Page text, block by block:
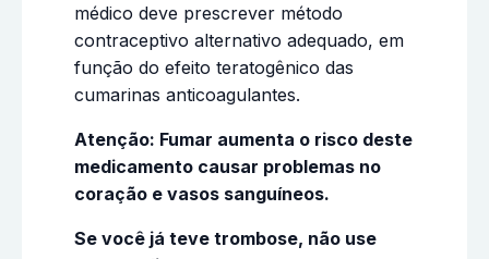
médico deve prescrever método
contraceptivo alternativo adequado, em
função do efeito teratogênico das
cumarinas anticoagulantes.
Atenção: Fumar aumenta o risco deste
medicamento causar problemas no
coração e vasos sanguíneos.
Se você já teve trombose, não use